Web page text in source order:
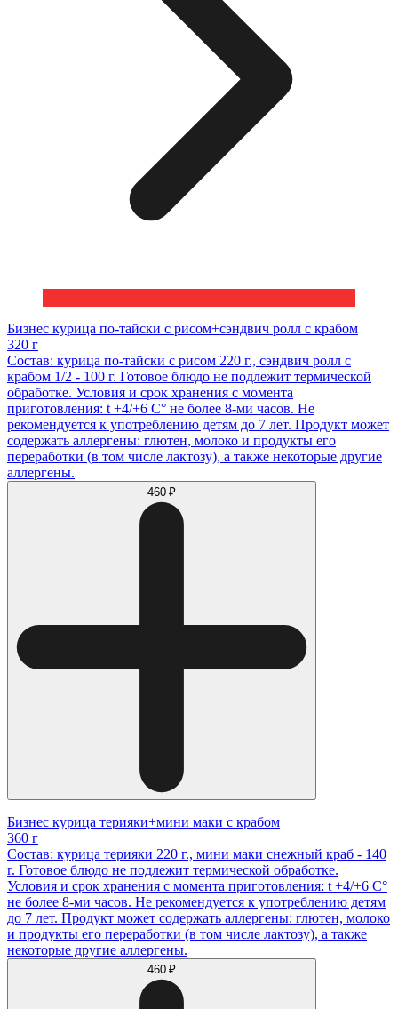
Бизнес курица по-тайски с рисом+сэндвич ролл с крабом
320 г
Состав: курица по-тайски с рисом 220 г., сэндвич ролл с
крабом 1/2 - 100 г. Готовое блюдо не подлежит термической
обработке. Условия и срок хранения с момента
приготовления: t +4/+6 С° не более 8-ми часов. Не
рекомендуется к употреблению детям до 7 лет. Продукт может
содержать аллергены: глютен, молоко и продукты его
переработки (в том числе лактозу), а также некоторые другие
аллергены.
460 ₽
Бизнес курица терияки+мини маки с крабом
360 г
Состав: курица терияки 220 г., мини маки снежный краб - 140
г. Готовое блюдо не подлежит термической обработке.
Условия и срок хранения с момента приготовления: t +4/+6 С°
не более 8-ми часов. Не рекомендуется к употреблению детям
до 7 лет. Продукт может содержать аллергены: глютен, молоко
и продукты его переработки (в том числе лактозу), а также
некоторые другие аллергены.
460 ₽